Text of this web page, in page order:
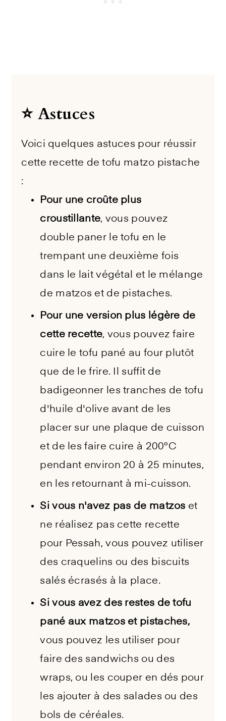
⭐️ Astuces
Voici quelques astuces pour réussir
cette recette de tofu matzo pistache
:
Pour une croûte plus
croustillante, vous pouvez
double paner le tofu en le
trempant une deuxième fois
dans le lait végétal et le mélange
de matzos et de pistaches.
Pour une version plus légère de
cette recette, vous pouvez faire
cuire le tofu pané au four plutôt
que de le frire. Il suffit de
badigeonner les tranches de tofu
d'huile d'olive avant de les
placer sur une plaque de cuisson
et de les faire cuire à 200°C
pendant environ 20 à 25 minutes,
en les retournant à mi-cuisson.
Si vous n'avez pas de matzos et
ne réalisez pas cette recette
pour Pessah, vous pouvez utiliser
des craquelins ou des biscuits
salés écrasés à la place.
Si vous avez des restes de tofu
pané aux matzos et pistaches,
vous pouvez les utiliser pour
faire des sandwichs ou des
wraps, ou les couper en dés pour
les ajouter à des salades ou des
bols de céréales.